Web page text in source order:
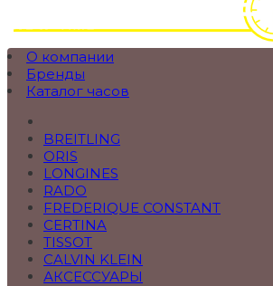
О компании
Бренды
Каталог часов
BREITLING
ORIS
LONGINES
RADO
FREDERIQUE CONSTANT
CERTINA
TISSOT
CALVIN KLEIN
АКСЕССУАРЫ